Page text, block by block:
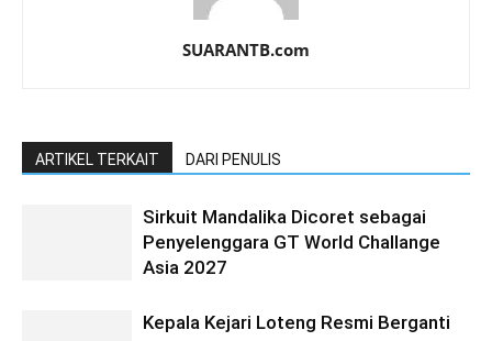
SUARANTB.com
ARTIKEL TERKAIT DARI PENULIS
Sirkuit Mandalika Dicoret sebagai
Penyelenggara GT World Challange
Asia 2027
Kepala Kejari Loteng Resmi Berganti